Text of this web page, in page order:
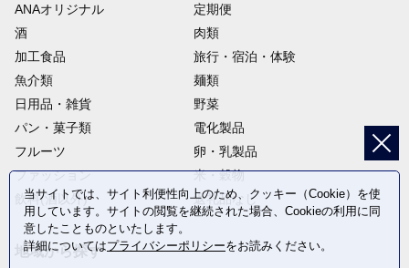
ANAオリジナル
定期便
酒
肉類
加工食品
旅行・宿泊・体験
魚介類
麺類
日用品・雑貨
野菜
パン・菓子類
電化製品
フルーツ
卵・乳製品
ファッション
米・穀物
飲料(酒以外)
返礼品なし
地域から探す
当サイトでは、サイト利便性向上のため、クッキー（Cookie）を使
用しています。サイトの閲覧を継続された場合、Cookieの利用に同
意したことものといたします。
詳細についてはプライバシーポリシーをお読みください。